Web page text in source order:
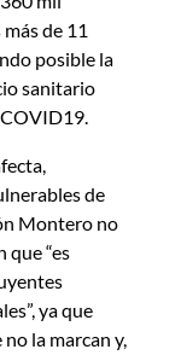
de 11
posible la
sanitario
de
Montero no
que “es
ya que
la marcan y,